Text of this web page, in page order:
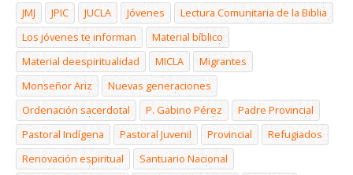
JMJ
JPIC JUCLA Jóvenes
Lectura Comunitaria de la Biblia
Los jóvenes te informan
Material bíblico
Material deespiritualidad
MICLA
Migrantes
Monseñor Ariz
Nuevas generaciones
Ordenación sacerdotal
P. Gabino Pérez
Padre Provincial
Pastoral Indígena
Pastoral Juvenil Provincial
Refugiados
Renovación espiritual
Santuario Nacional